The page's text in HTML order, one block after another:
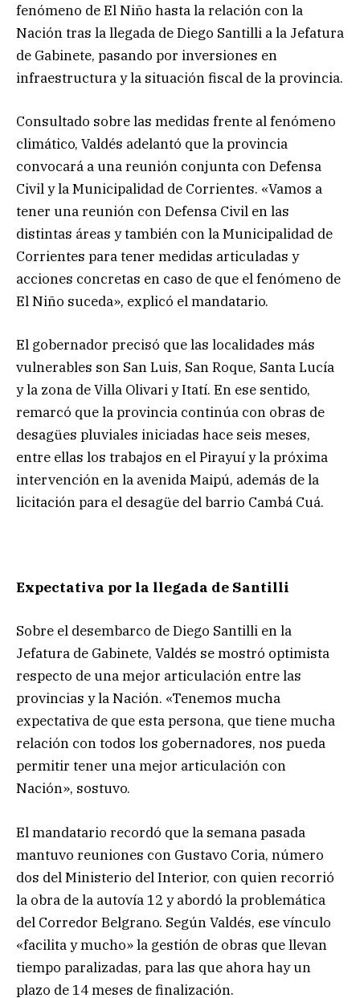
fenómeno de El Niño hasta la relación con la
Nación tras la llegada de Diego Santilli a la Jefatura
de Gabinete, pasando por inversiones en
infraestructura y la situación fiscal de la provincia.
Consultado sobre las medidas frente al fenómeno
climático, Valdés adelantó que la provincia
convocará a una reunión conjunta con Defensa
Civil y la Municipalidad de Corrientes. «Vamos a
tener una reunión con Defensa Civil en las
distintas áreas y también con la Municipalidad de
Corrientes para tener medidas articuladas y
acciones concretas en caso de que el fenómeno de
El Niño suceda», explicó el mandatario.
El gobernador precisó que las localidades más
vulnerables son San Luis, San Roque, Santa Lucía
y la zona de Villa Olivari y Itatí. En ese sentido,
remarcó que la provincia continúa con obras de
desagües pluviales iniciadas hace seis meses,
entre ellas los trabajos en el Pirayuí y la próxima
intervención en la avenida Maipú, además de la
licitación para el desagüe del barrio Cambá Cuá.
Expectativa por la llegada de Santilli
Sobre el desembarco de Diego Santilli en la
Jefatura de Gabinete, Valdés se mostró optimista
respecto de una mejor articulación entre las
provincias y la Nación. «Tenemos mucha
expectativa de que esta persona, que tiene mucha
relación con todos los gobernadores, nos pueda
permitir tener una mejor articulación con
Nación», sostuvo.
El mandatario recordó que la semana pasada
mantuvo reuniones con Gustavo Coria, número
dos del Ministerio del Interior, con quien recorrió
la obra de la autovía 12 y abordó la problemática
del Corredor Belgrano. Según Valdés, ese vínculo
«facilita y mucho» la gestión de obras que llevan
tiempo paralizadas, para las que ahora hay un
plazo de 14 meses de finalización.